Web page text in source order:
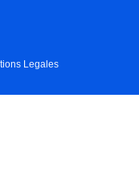
Legales